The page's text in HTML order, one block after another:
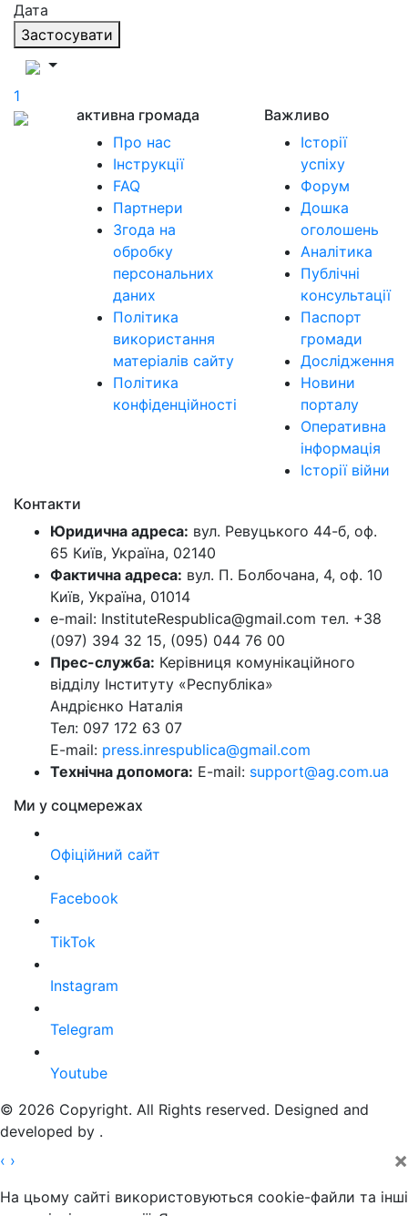
Дата
Застосувати
1
активна громада
Про нас
Інструкції
FAQ
Партнери
Згода на
обробку
персональних
даних
Політика
використання
матеріалів сайту
Політика
конфіденційності
Важливо
Історії
успіху
Форум
Дошка
оголошень
Аналітика
Публічні
консультації
Паспорт
громади
Дослідження
Новини
порталу
Оперативна
інформація
Історії війни
Контакти
Юридична адреса: вул. Ревуцького 44-б, оф.
65 Київ, Україна, 02140
Фактична адреса: вул. П. Болбочана, 4, оф. 10
Київ, Україна, 01014
e-mail: InstituteRespublica@gmail.com тел. +38
(097) 394 32 15, (095) 044 76 00
Прес-служба: Керівниця комунікаційного
відділу Інституту «Республіка»
Андрієнко Наталія
Тел: 097 172 63 07
E-mail: press.inrespublica@gmail.com
Технічна допомога: E-mail: support@ag.com.ua
Ми у соцмережах
Офіційний сайт
Facebook
TikTok
Instagram
Telegram
Youtube
© 2026 Copyright. All Rights reserved. Designed and
developed by .
‹ › ×
На цьому сайті використовуються cookie-файли та інші